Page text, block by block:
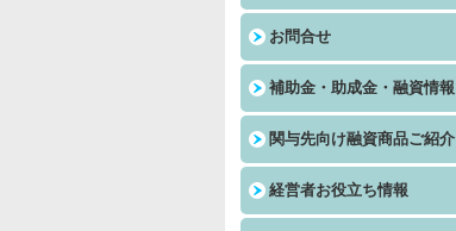
お問合せ
補助金・助成金・融資情報
関与先向け融資商品ご紹介
経営者お役立ち情報